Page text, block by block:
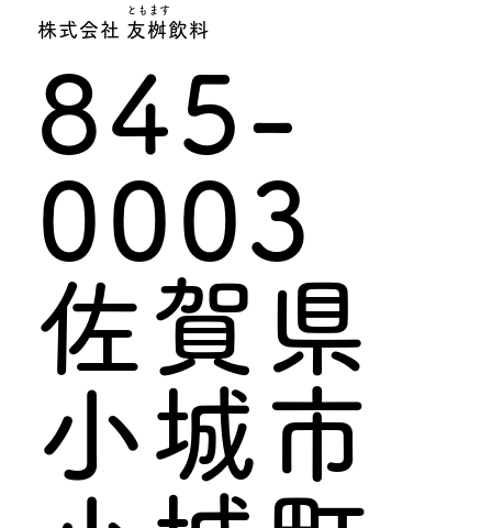
株式会社 友桝飲料
ともます
845-
0003
佐賀県
小城市